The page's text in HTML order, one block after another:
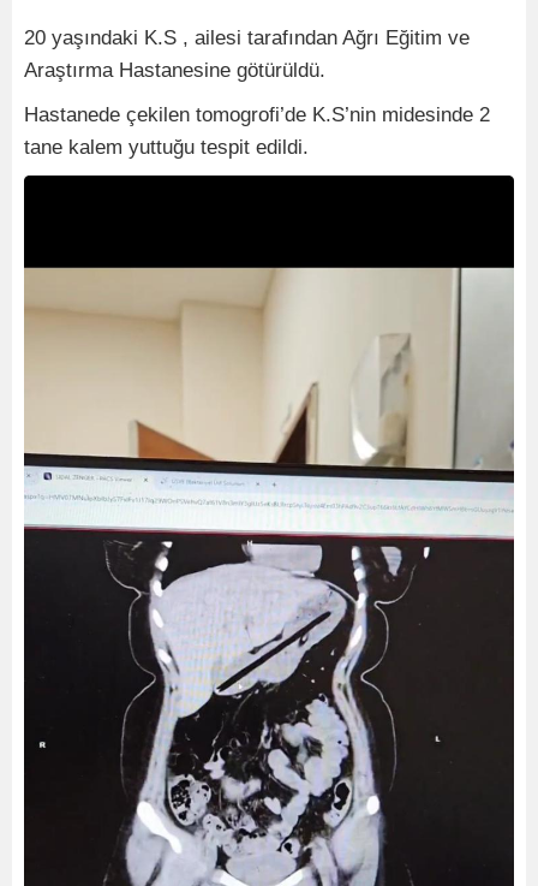
20 yaşındaki K.S , ailesi tarafından Ağrı Eğitim ve
Araştırma Hastanesine götürüldü.
Hastanede çekilen tomogrofi’de K.S’nin midesinde 2
tane kalem yuttuğu tespit edildi.